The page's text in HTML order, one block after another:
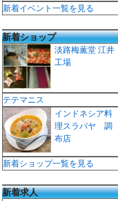
新着イベント一覧を見る
新着ショップ
淡路梅薫堂 江井
工場
テテマニス
インドネシア料
理スラバヤ 調
布店
新着ショップ一覧を見る
新着求人